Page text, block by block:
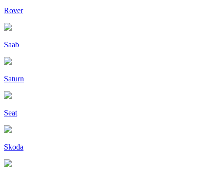
Rover
Saab
Saturn
Seat
Skoda